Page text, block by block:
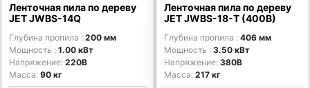
Ленточная пила по дереву
JET JWBS-14Q
Глубина пропила
200 мм
Мощность
1.00 кВт
Напряжение 220В
Масса 90 кг
Ленточная пила по дереву
JET JWBS-18-T (400В)
Глубина пропила
406 мм
Мощность
3.50 кВт
Напряжение 380В
Масса 217 кг